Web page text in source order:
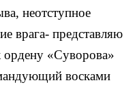
неотступное
врага- представляю
ордену «Суворова»
восками